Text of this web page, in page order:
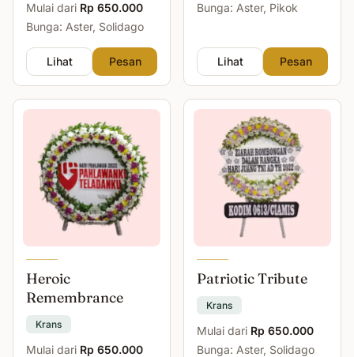
Mulai dari Rp 650.000
Bunga: Aster, Solidago
Lihat Pesan
Bunga: Aster, Pikok
Lihat Pesan
Heroic
Remembrance
Krans
Mulai dari Rp 650.000
Patriotic Tribute
Krans
Mulai dari Rp 650.000
Bunga: Aster, Solidago